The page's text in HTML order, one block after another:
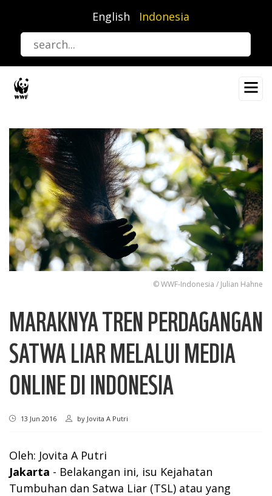
utama
English Indonesia
© WWF-Indonesia / Julian Hahne
MARAKNYA TREN PERDAGANGAN
SATWA LIAR MELALUI MEDIA
ONLINE DI INDONESIA
13 Jun 2016 by Jovita A Putri
Oleh: Jovita A Putri
Jakarta - Belakangan ini, isu Kejahatan
Tumbuhan dan Satwa Liar (TSL) atau yang